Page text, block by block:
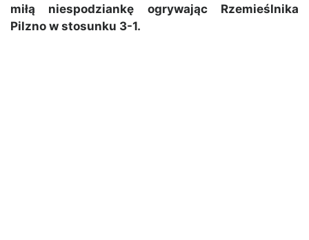
miłą niespodziankę ogrywając Rzemieślnika
Pilzno w stosunku 3-1.